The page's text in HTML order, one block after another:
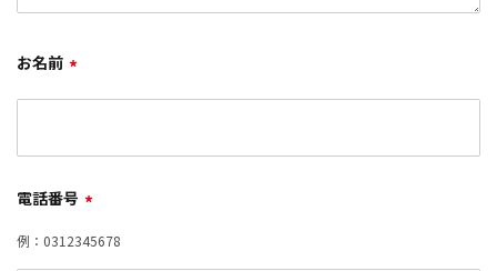
お名前 *
電話番号 *
例：0312345678